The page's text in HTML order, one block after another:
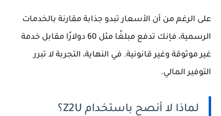
على الرغم من أن الأسعار تبدو جذابة مقارنة بالخدمات
الرسمية، فإنك تدفع مبلغًا مثل 60 دولارًا مقابل خدمة
غير موثوقة وغير قانونية. في النهاية، التجربة لا تبرر
التوفير المالي.
لماذا لا أنصح باستخدام Z2U؟